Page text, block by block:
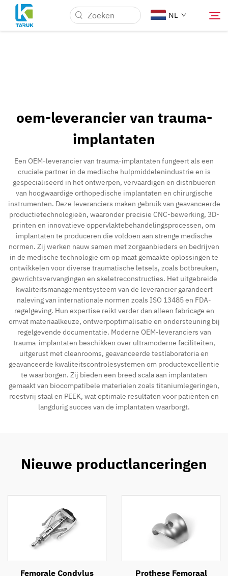
NL
Nieuws & Evenementen
Over Ons
Blog
Contact
oem-leverancier van trauma-
implantaten
Een OEM-leverancier van trauma-implantaten fungeert als een
cruciale partner in de medische hulpmiddelenindustrie en is
gespecialiseerd in het ontwerpen, vervaardigen en distribueren
van hoogwaardige orthopedische implantaten en chirurgische
instrumenten. Deze leveranciers maken gebruik van geavanceerde
productietechnologieën, waaronder precisie CNC-bewerking, 3D-
printen en innovatieve oppervlaktebehandelingsprocessen, om
implantaten te produceren die voldoen aan strenge medische
normen. Zij werken nauw samen met zorgaanbieders en bedrijven
in de medische technologie om op maat gemaakte oplossingen te
ontwikkelen voor diverse traumatische letsels, zoals botbreuken,
gewrichtsvervangingen en skeletreconstructies. Het uitgebreide
kwaliteitsmanagementsysteem van de leverancier garandeert
naleving van internationale normen zoals ISO 13485 en FDA-
regelgeving. Hun expertise reikt verder dan alleen fabricage en
omvat materiaalkeuze, ontwerpoptimalisatie en ondersteuning bij
regelgevende documentatie. Moderne OEM-leveranciers van
trauma-implantaten beschikken over ultramoderne faciliteiten,
uitgerust met cleanrooms, geavanceerde testlaboratoria en
geavanceerde kwaliteitscontrolesystemen om productexcellentie
te waarborgen. Zij bieden een breed scala aan implantaten
gemaakt van biocompatibele materialen zoals titaniumlegeringen,
roestvrij staal en PEEK, wat optimale resultaten voor patiënten en
langdurig succes van de implantaten waarborgt.
Nieuwe productlanceringen
Femorale Condylus
Prothese Femoraal